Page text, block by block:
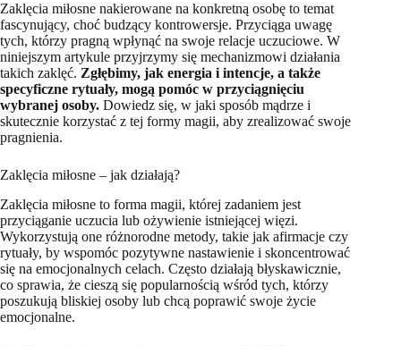
Zaklęcia miłosne nakierowane na konkretną osobę to temat
fascynujący, choć budzący kontrowersje. Przyciąga uwagę
tych, którzy pragną wpłynąć na swoje relacje uczuciowe. W
niniejszym artykule przyjrzymy się mechanizmowi działania
takich zaklęć. Zgłębimy, jak energia i intencje, a także
specyficzne rytuały, mogą pomóc w przyciągnięciu
wybranej osoby. Dowiedz się, w jaki sposób mądrze i
skutecznie korzystać z tej formy magii, aby zrealizować swoje
pragnienia.
Zaklęcia miłosne – jak działają?
Zaklęcia miłosne to forma magii, której zadaniem jest
przyciąganie uczucia lub ożywienie istniejącej więzi.
Wykorzystują one różnorodne metody, takie jak afirmacje czy
rytuały, by wspomóc pozytywne nastawienie i skoncentrować
się na emocjonalnych celach. Często działają błyskawicznie,
co sprawia, że cieszą się popularnością wśród tych, którzy
poszukują bliskiej osoby lub chcą poprawić swoje życie
emocjonalne.